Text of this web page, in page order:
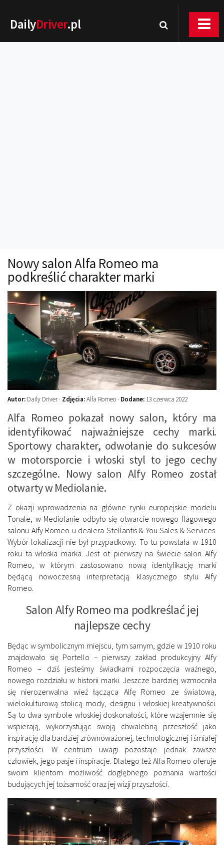
DailyDriver.pl
Technika jazdy
Oświetlenie
Kalkulatory
Przelicznik mocy
Auto z niemiec
Nowy salon Alfa Romeo ma
podkreślić charakter marki
Autor: Daily Driver · Zdjęcia:Alfa Romeo · Dodane: 13 czerwca 2022
Alfa Romeo pokazał nowy salon, który ma
identyfikować najważniejsze cechy marki.
Sportowy charakter, odwołanie do sukcesów
w motorsporcie i włoski styl to jego cechy
szczególne. Nowy salon Alfy Romeo został
otwarty w Mediolanie.
Z okazji wprowadzenia na główne rynki europejskie modelu
Tonale, w Mediolanie odbyło się otwarcie nowego flagowego
salonu Alfy Romeo u dealera Stellantis & You Sales & Services.
Wybór lokalizacji nie był przypadkowy. To tu powstała w 1910
roku ta włoska marka. Jest ot pierwszy na świecie salon Alfy
Romeo, w którym zastosowano nową identyfikację marki
będącą nowoczesną interpretacją klasycznego stylu Alfy
Romeo.
Salon Alfy Romeo ma podkreślać jej
najlepsze cechy
Będąc w symbolicznym miejscu, tym samym, gdzie w 1910 roku
znajdowało się Portello – pierwszy zakład produkcyjny Alfy
Romeo – dziś jesteśmy świadkami rozpoczęcia ważnego,
nowego rozdziału w historii marki. Jeszcze bardziej wzmocniła
się nierozerwalna wieź łącząca Alfę Romeo ze światową,
wielokulturową stolicą mody, designu i włoskiej kreatywności.
Są to dwa symbole włoskiej doskonałości, które wzajemnie się
wspierają, wykorzystując swoją chwalebną przeszłość jako
inspirację dla bardziej zrównoważonej, technologicznej i śmiałej
przyszłości. W centrum uwagi pozostaje jednak zawsze
człowiek, jego pasje i inspiracje. Dlatego też Alfa Romeo oferuje
swoim klientom możliwość dogłębnego poznania wartości
budujących jej tożsamość oraz jej wizji przyszłości.